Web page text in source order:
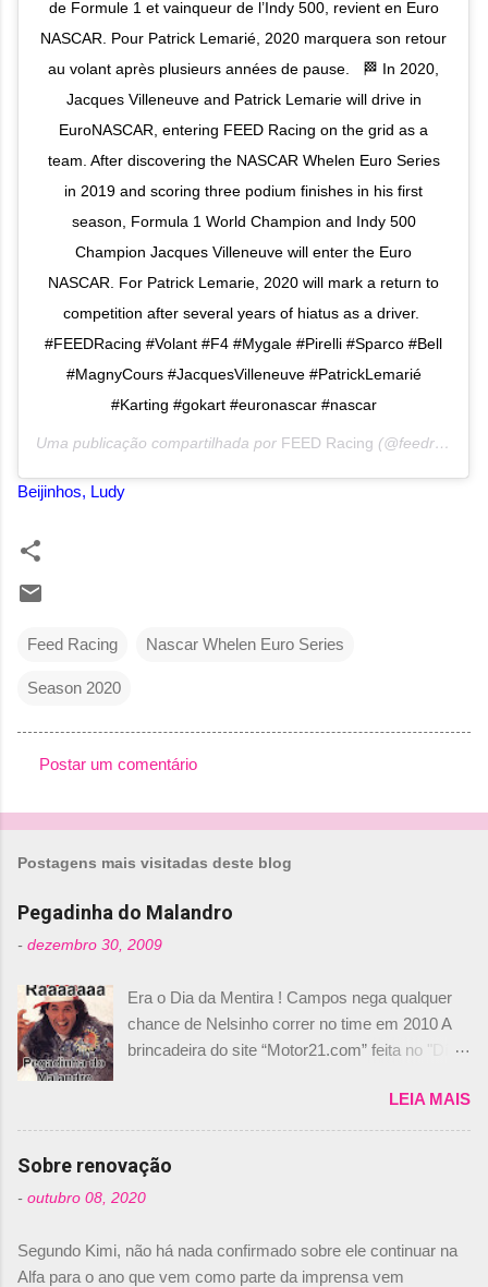
de Formule 1 et vainqueur de l’Indy 500, revient en Euro
NASCAR. Pour Patrick Lemarié, 2020 marquera son retour
au volant après plusieurs années de pause. ⁣ ⁣ 🏁 In 2020,
Jacques Villeneuve and Patrick Lemarie will drive in
EuroNASCAR, entering FEED Racing on the grid as a
team. After discovering the NASCAR Whelen Euro Series
in 2019 and scoring three podium finishes in his first
season, Formula 1 World Champion and Indy 500
Champion Jacques Villeneuve will enter the Euro
NASCAR. For Patrick Lemarie, 2020 will mark a return to
competition after several years of hiatus as a driver.⁣ ⁣
#FEEDRacing #Volant #F4 #Mygale #Pirelli #Sparco #Bell
#MagnyCours #JacquesVilleneuve #PatrickLemarié
#Karting #gokart #euronascar #nascar
Uma publicação compartilhada por FEED Racing (@feedracing) em
Beijinhos, Ludy
Feed Racing Nascar Whelen Euro Series
Season 2020
o
n
t
r
i
o
Postar um comentário
Postagens mais visitadas deste blog
Pegadinha do Malandro
- dezembro 30, 2009
Era o Dia da Mentira ! Campos nega qualquer
chance de Nelsinho correr no time em 2010 A
brincadeira do site “Motor21.com” feita no "Día
de abril –, afirmando que Nelson Piquet havia
comprado 15% das ações da Campos, dando,
com isso, um lugar no time a Nelsinho Piquet,
foi esclarecida de uma vez por todas por
Daniele Audetto, diretor da escuderia. O
não será o companheiro de Bruno Senna em
LEIA MAIS
Sobre renovação
- outubro 08, 2020
Segundo Kimi, não há nada confirmado sobre ele continuar na
Alfa para o ano que vem como parte da imprensa vem